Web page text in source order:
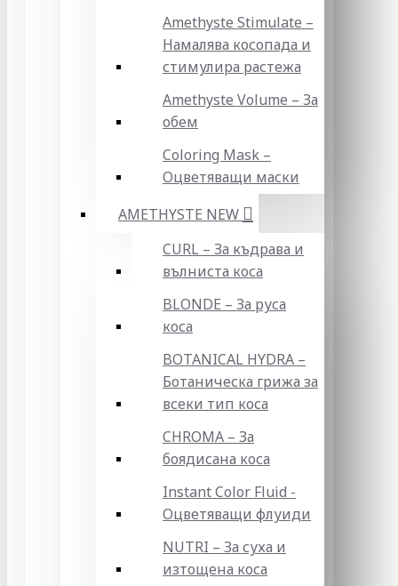
Amethyste Stimulate –
Намалява косопада и
стимулира растежа
Amethyste Volume – За
обем
Coloring Mask –
Оцветяващи маски
AMETHYSTE NEW
CURL – За къдрава и
вълниста коса
BLONDE – За руса
коса
BOTANICAL HYDRA –
Ботаническа грижа за
всеки тип коса
CHROMA – За
боядисана коса
Instant Color Fluid -
Оцветяващи флуиди
NUTRI – За суха и
изтощена коса